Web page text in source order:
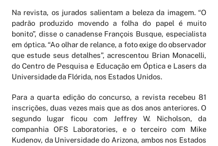
Na revista, os jurados salientam a beleza da imagem. “O
padrão produzido movendo a folha do papel é muito
bonito”, disse o canadense François Busque, especialista
em óptica. “Ao olhar de relance, a foto exige do observador
que estude seus detalhes”, acrescentou Brian Monacelli,
do Centro de Pesquisa e Educação em Óptica e Lasers da
Universidade da Flórida, nos Estados Unidos.
Para a quarta edição do concurso, a revista recebeu 81
inscrições, duas vezes mais que as dos anos anteriores. O
segundo lugar ficou com Jeffrey W. Nicholson, da
companhia OFS Laboratories, e o terceiro com Mike
Kudenov, da Universidade do Arizona, ambos nos Estados